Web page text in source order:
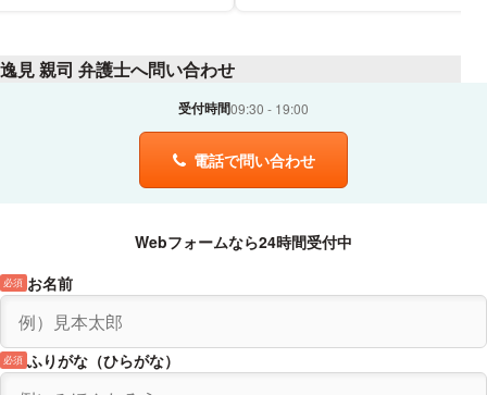
逸見 親司 弁護士へ問い合わせ
受付時間09:30 19:00
電話で問い合わせ
Webフォームなら24時間受付中
お名前
必須
ふりがな（ひらがな）
必須